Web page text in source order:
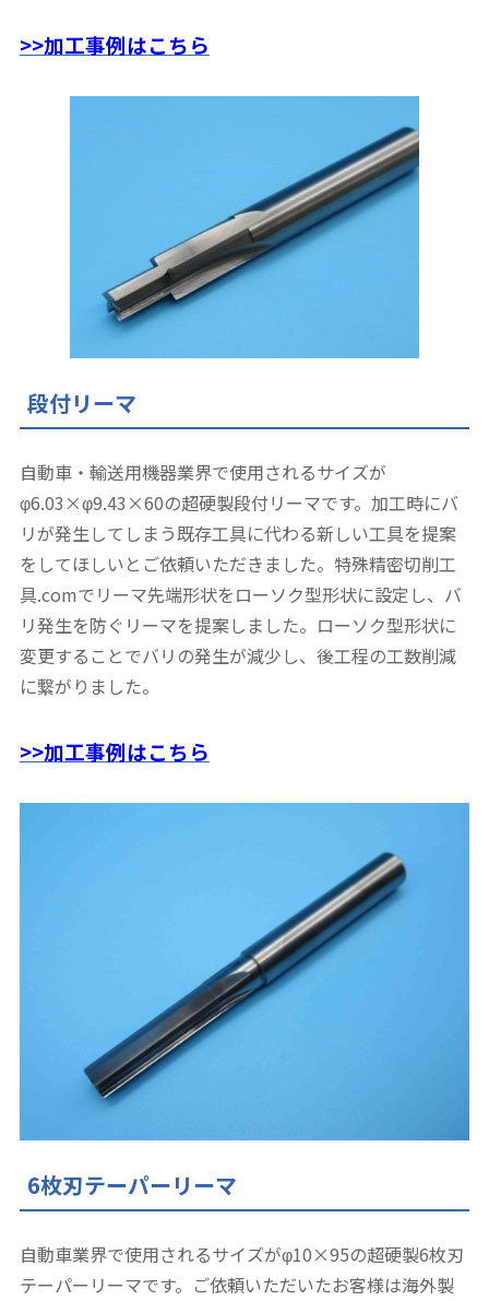
>>加工事例はこちら
段付リーマ
自動車・輸送用機器業界で使用されるサイズが
φ6.03×φ9.43×60の超硬製段付リーマです。加工時にバ
リが発生してしまう既存工具に代わる新しい工具を提案
をしてほしいとご依頼いただきました。特殊精密切削工
具.comでリーマ先端形状をローソク型形状に設定し、バ
リ発生を防ぐリーマを提案しました。ローソク型形状に
変更することでバリの発生が減少し、後工程の工数削減
に繋がりました。
>>加工事例はこちら
6枚刃テーパーリーマ
自動車業界で使用されるサイズがφ10×95の超硬製6枚刃
テーパーリーマです。ご依頼いただいたお客様は海外製